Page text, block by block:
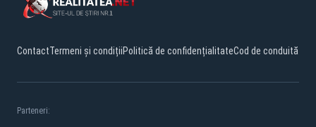
ContactTermeni și condițiiPolitică de confidențialitateCod de conduită
Parteneri: